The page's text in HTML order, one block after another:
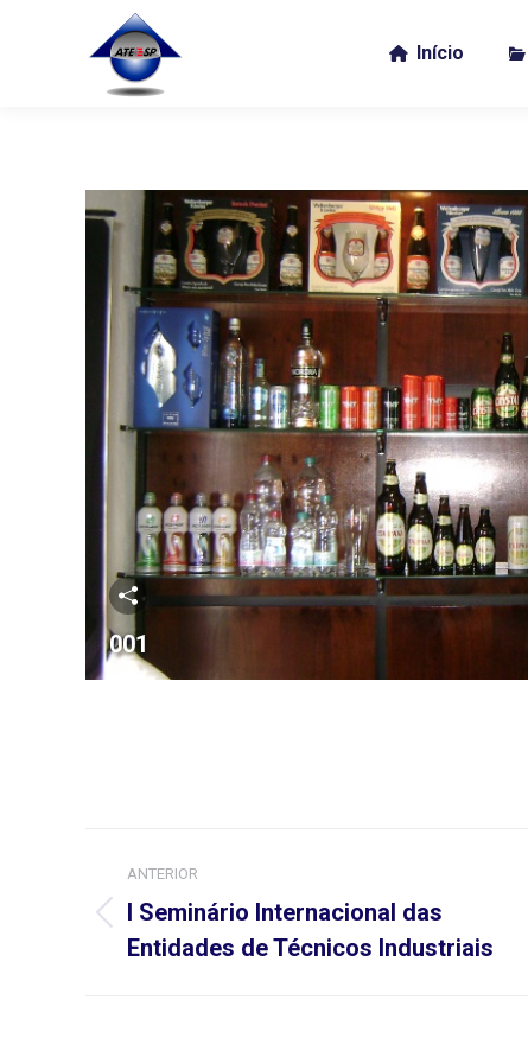
Início
001
do
Álbum
ANTERIOR
Álbum
anterior:
I Seminário Internacional das
Entidades de Técnicos Industriais